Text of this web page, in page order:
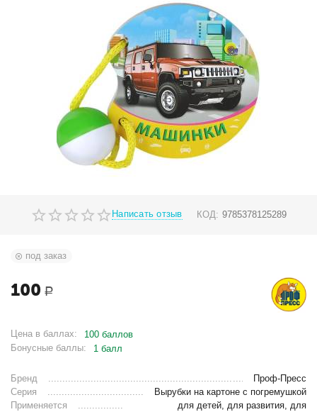
Написать отзыв КОД: 9785378125289
под заказ
100 Р
Цена в баллах:
100 баллов
Бонусные баллы:
1 балл
Бренд
Проф-Пресс
Серия
Вырубки на картоне с погремушкой
Применяется
для детей, для развития, для